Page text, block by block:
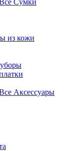
из кожи
Аксессуары